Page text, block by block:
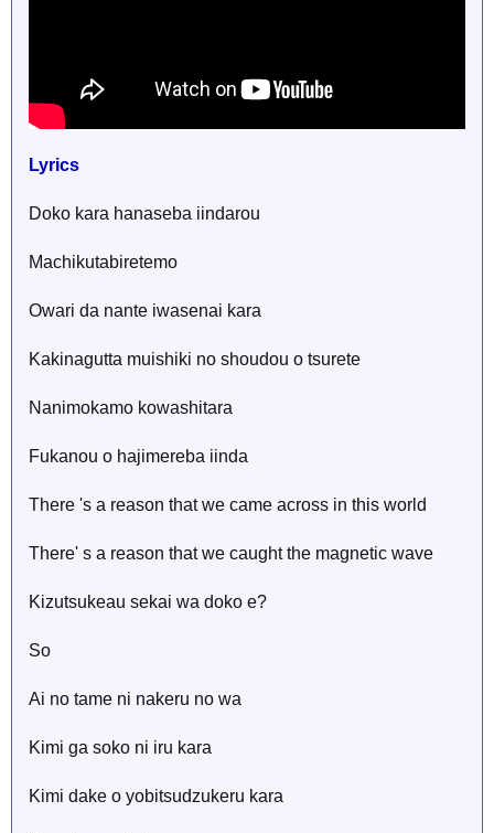
Lyrics
Doko kara hanaseba iindarou
Machikutabiretemo
Owari da nante iwasenai kara
Kakinagutta muishiki no shoudou o tsurete
Nanimokamo kowashitara
Fukanou o hajimereba iinda
There 's a reason that we came across in this world
There' s a reason that we caught the magnetic wave
Kizutsukeau sekai wa doko e?
So
Ai no tame ni nakeru no wa
Kimi ga soko ni iru kara
Kimi dake o yobitsudzukeru kara